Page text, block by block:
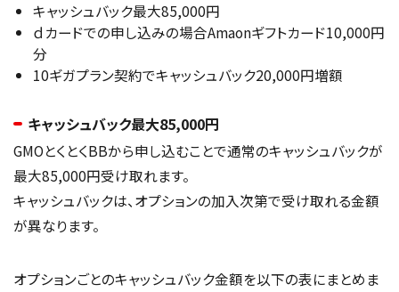
キャッシュバック最大85,000円
ｄカードでの申し込みの場合Amaonギフトカード10,000円
分
10ギガプラン契約でキャッシュバック20,000円増額
キャッシュバック最大85,000円
GMOとくとくBBから申し込むことで通常のキャッシュバックが
最大85,000円受け取れます。
キャッシュバックは、オプションの加入次第で受け取れる金額
が異なります。
オプションごとのキャッシュバック金額を以下の表にまとめま